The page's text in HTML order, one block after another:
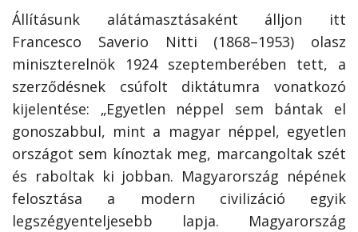
Állításunk alátámasztásaként álljon itt
Francesco Saverio Nitti (1868–1953) olasz
miniszterelnök 1924 szeptemberében tett, a
szerződésnek csúfolt diktátumra vonatkozó
kijelentése: „Egyetlen néppel sem bántak el
gonoszabbul, mint a magyar néppel, egyetlen
országot sem kínoztak meg, marcangoltak szét
és raboltak ki jobban. Magyarország népének
felosztása a modern civilizáció egyik
legszégyenteljesebb lapja. Magyarország